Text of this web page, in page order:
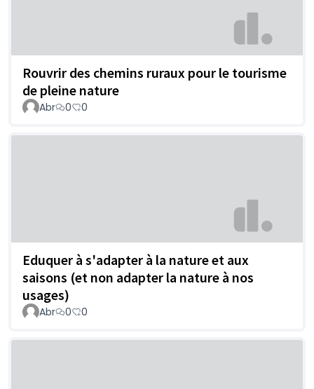
Rouvrir des chemins ruraux pour le tourisme
de pleine nature
Abr 0 0
Eduquer à s'adapter à la nature et aux
saisons (et non adapter la nature à nos
usages)
Abr 0 0